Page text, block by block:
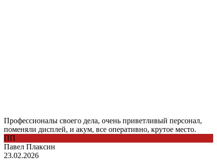
Профессионалы своего дела, очень приветливый персонал,
поменяли дисплей, и акум, все оперативно, крутое место.
ПП
Павел Плаксин
23.02.2026